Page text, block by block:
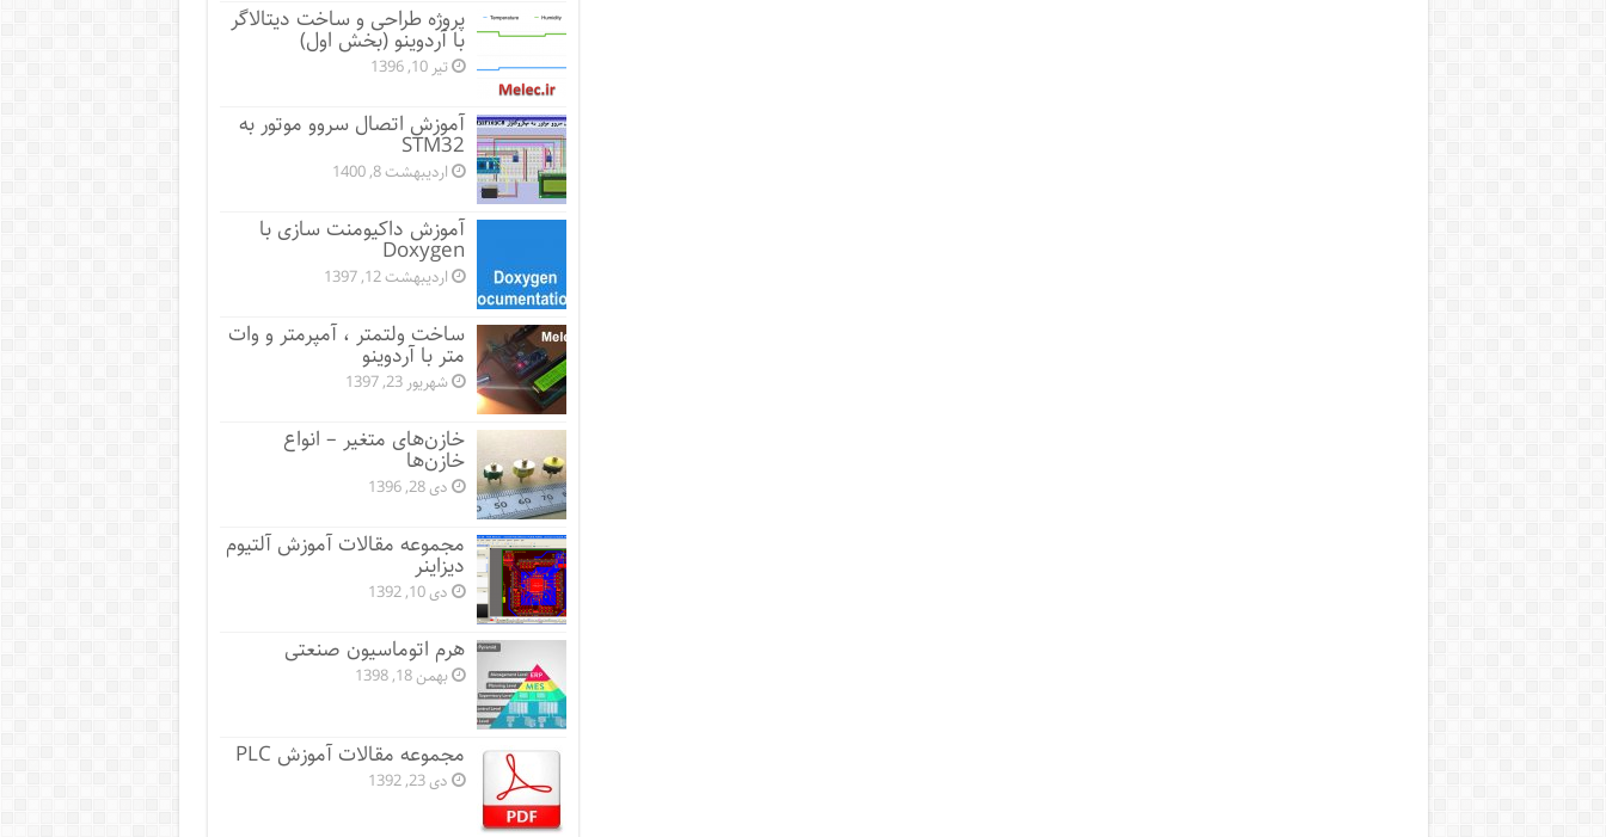
پروژه طراحی و ساخت دیتالاگر
با آردوینو (بخش اول)
تیر 10, 1396
آموزش اتصال سروو موتور به
STM32
اردیبهشت 8, 1400
آموزش داکیومنت سازی با
Doxygen
اردیبهشت 12, 1397
ساخت ولتمتر ، آمپرمتر و وات
متر با آردوینو
شهریور 23, 1397
خازن‌های متغیر – انواع
خازن‌ها
دی 28, 1396
مجموعه مقالات آموزش آلتیوم
دیزاینر
دی 10, 1392
هرم اتوماسیون صنعتی
بهمن 18, 1398
مجموعه مقالات آموزش PLC
دی 23, 1392